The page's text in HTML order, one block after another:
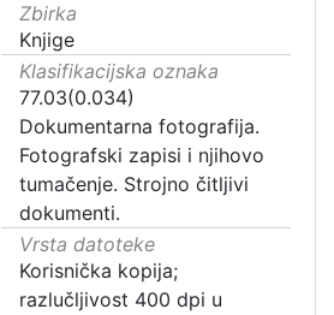
Zbirka
Knjige
Klasifikacijska oznaka
77.03(0.034)
Dokumentarna fotografija.
Fotografski zapisi i njihovo
tumačenje. Strojno čitljivi
dokumenti.
Vrsta datoteke
Korisnička kopija;
razlučljivost 400 dpi u